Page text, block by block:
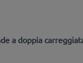
a doppia